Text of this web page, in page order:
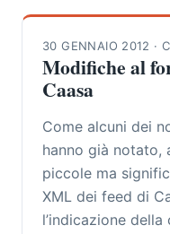
30 GENNAIO 2012 ·
Modifiche al
Caasa
Come alcuni dei
hanno già notato,
piccole ma
XML dei feed di
l’indicazione